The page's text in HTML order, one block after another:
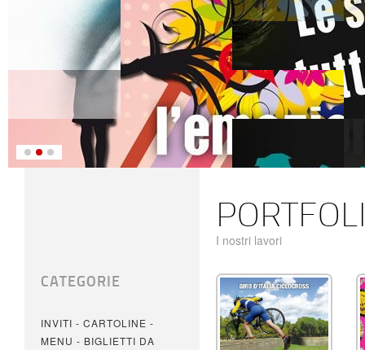
CATEGORIE
INVITI - CARTOLINE -
MENU - BIGLIETTI DA
I nostri lavori